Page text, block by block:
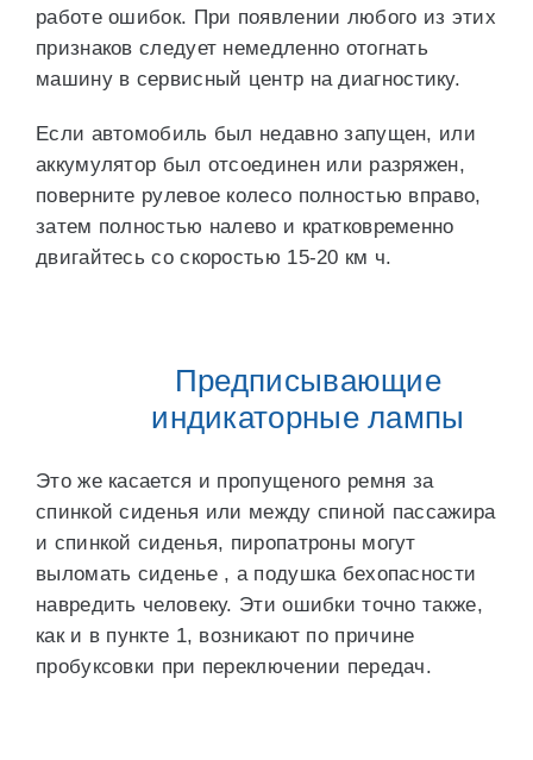
работе ошибок. При появлении любого из этих
признаков следует немедленно отогнать
машину в сервисный центр на диагностику.
Если автомобиль был недавно запущен, или
аккумулятор был отсоединен или разряжен,
поверните рулевое колесо полностью вправо,
затем полностью налево и кратковременно
двигайтесь со скоростью 15-20 км ч.
Предписывающие
индикаторные лампы
Это же касается и пропущеного ремня за
спинкой сиденья или между спиной пассажира
и спинкой сиденья, пиропатроны могут
выломать сиденье , а подушка бехопасности
навредить человеку. Эти ошибки точно также,
как и в пункте 1, возникают по причине
пробуксовки при переключении передач.